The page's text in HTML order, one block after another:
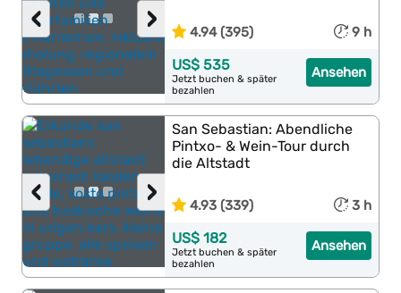
›
‹ 4.94 (395) 9 h
Ansehen
US$ 535
Jetzt buchen & später
bezahlen
›
‹
San Sebastian: Abendliche
Pintxo- & Wein-Tour durch
die Altstadt
4.93 (339) 3 h
Ansehen
US$ 182
Jetzt buchen & später
bezahlen